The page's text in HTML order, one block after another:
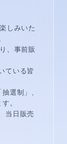
しみいた
、事前販
ている皆
選制」、
。
当日販売